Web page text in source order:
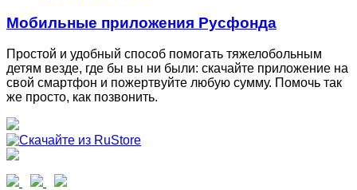
Мобильные приложения Русфонда
Простой и удобный способ помогать тяжелобольным
детям везде, где бы вы ни были: скачайте приложение на
свой смартфон и пожертвуйте любую сумму. Помочь так
же просто, как позвонить.